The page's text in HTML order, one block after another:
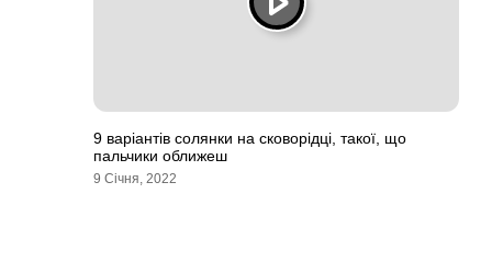
9 варіантів солянки на сковорідці, такої, що
пальчики оближеш
9 Січня, 2022